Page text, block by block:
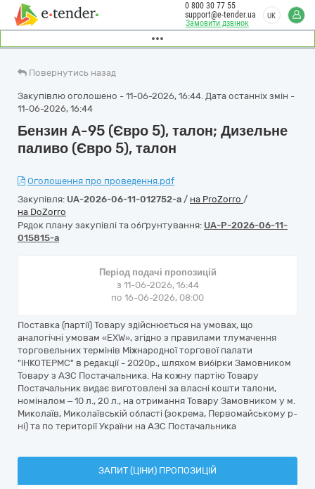
Замовити дзвінок
0 800 30 77 55
support@e-tender.ua
UK
Повернутись назад
Закупівлю оголошено - 11-06-2026, 16:44. Дата останніх змін -
11-06-2026, 16:44
Бензин А-95 (Євро 5), талон; Дизельне
паливо (Євро 5), талон
Оголошення про проведення.pdf
Закупівля: UA-2026-06-11-012752-a / на ProZorro /
на DoZorro
Рядок плану закупівлі та обґрунтування: UA-P-2026-06-11-
015815-a
Період подачі пропозицій
з 11-06-2026, 16:44
по 16-06-2026, 08:00
Поставка (партії) Товару здійснюється на умовах, що
аналогічні умовам «EXW», згідно з правилами тлумачення
торговельних термінів Міжнародної торгової палати
"ІНКОТЕРМС" в редакції - 2020р., шляхом вибірки Замовником
Товару з АЗС Постачальника. На кожну партію Товару
Постачальник видає виготовлені за власні кошти талони,
номіналом – 10 л., 20 л., на отримання Товару Замовником у м.
Миколаїв, Миколаївській області (зокрема, Первомайському р-
ні) та по території України на АЗС Постачальника
ЗАПИТ (ЦІНИ) ПРОПОЗИЦІЙ